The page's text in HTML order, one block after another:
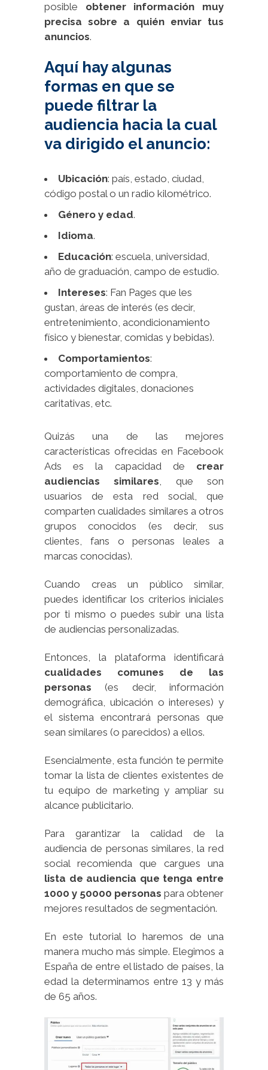
posible obtener información muy
precisa sobre a quién enviar tus
anuncios.
Aquí hay algunas
formas en que se
puede filtrar la
audiencia hacia la cual
va dirigido el anuncio:
Ubicación: país, estado, ciudad,
código postal o un radio kilométrico.
Género y edad.
Idioma.
Educación: escuela, universidad,
año de graduación, campo de estudio.
Intereses: Fan Pages que les
gustan, áreas de interés (es decir,
entretenimiento, acondicionamiento
físico y bienestar, comidas y bebidas).
Comportamientos:
comportamiento de compra,
actividades digitales, donaciones
caritativas, etc.
Quizás una de las mejores
características ofrecidas en Facebook
Ads es la capacidad de crear
audiencias similares, que son
usuarios de esta red social, que
comparten cualidades similares a otros
grupos conocidos (es decir, sus
clientes, fans o personas leales a
marcas conocidas).
Cuando creas un público similar,
puedes identificar los criterios iniciales
por ti mismo o puedes subir una lista
de audiencias personalizadas.
Entonces, la plataforma identificará
cualidades comunes de las
personas (es decir, información
demográfica, ubicación o intereses) y
el sistema encontrará personas que
sean similares (o parecidos) a ellos.
Esencialmente, esta función te permite
tomar la lista de clientes existentes de
tu equipo de marketing y ampliar su
alcance publicitario.
Para garantizar la calidad de la
audiencia de personas similares, la red
social recomienda que cargues una
lista de audiencia que tenga entre
1000 y 50000 personas para obtener
mejores resultados de segmentación.
En este tutorial lo haremos de una
manera mucho más simple. Elegimos a
España de entre el listado de países, la
edad la determinamos entre 13 y más
de 65 años.